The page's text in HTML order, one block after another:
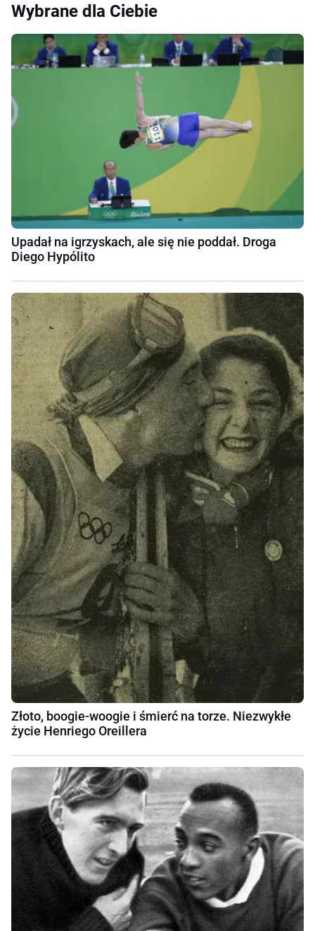
Wybrane dla Ciebie
Upadał na igrzyskach, ale się nie poddał. Droga
Diego Hypólito
Złoto, boogie-woogie i śmierć na torze. Niezwykłe
życie Henriego Oreillera